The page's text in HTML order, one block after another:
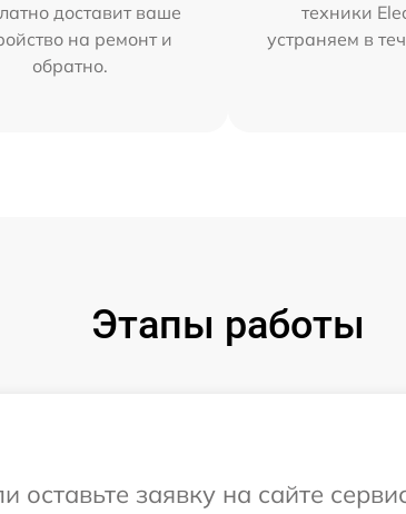
доставит ваше
на ремонт и
обратно.
техники
устраняем в
Этапы работы
оставьте заявку на сайте